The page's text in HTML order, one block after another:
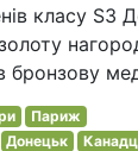
класу S3
бронзову
Париж
Донецьк